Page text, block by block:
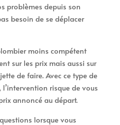
problèmes depuis son
besoin de se déplacer
moins compétent
sur les prix mais aussi sur
de faire. Avec ce type de
risque de vous
annoncé au départ.
lorsque vous